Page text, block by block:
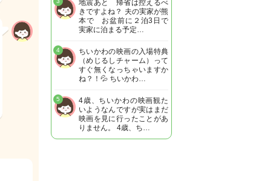
地震あと 帰省は控えるべ
きですよね？ 夫の実家が熊
本で お盆前に２泊3日で
実家に泊まる予定…
ちいかわの映画の入場特典
（めじるしチャーム）って
すぐ無くなっちゃいますか
ね？！💦 ちいかわ…
4
4歳、ちいかわの映画観た
いようなんですが実はまだ
映画を見に行ったことがあ
りません。 4歳、ち…
5